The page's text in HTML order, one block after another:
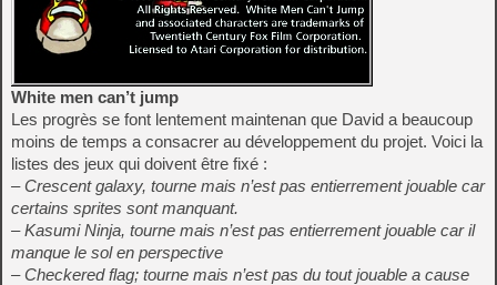
White men can’t jump
Les progrès se font lentement maintenan que David a beaucoup
moins de temps a consacrer au développement du projet. Voici la
listes des jeux qui doivent être fixé :
– Crescent galaxy, tourne mais n’est pas entierrement jouable car
certains sprites sont manquant.
– Kasumi Ninja, tourne mais n’est pas entierrement jouable car il
manque le sol en perspective
– Checkered flag; tourne mais n’est pas du tout jouable a cause